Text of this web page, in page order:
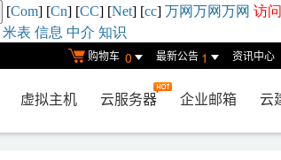
[Com] [Cn] [CC] [Net] [cc] 万网万网万网 访问
米表 信息 中介 知识